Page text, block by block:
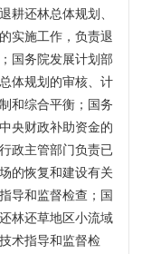
耕还林总体规划、
实施工作，负责退
国务院发展计划部
体规划的审核、计
和综合平衡；国务
央财政补助资金的
政主管部门负责已
的恢复和建设有关
导和监督检查；国
林还草地区小流域
术指导和监督检